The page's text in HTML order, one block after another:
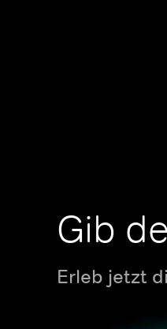
Gib
Erleb jetzt